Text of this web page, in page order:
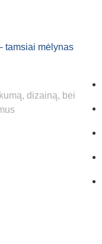
dizainą, bei